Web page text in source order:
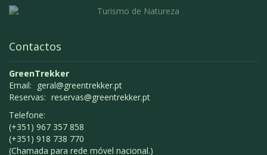
Contactos
GreenTrekker
Email: geral@greentrekker.pt
Reservas: reservas@greentrekker.pt
Telefone:
(+351) 967 357 858
(+351) 918 738 770
(Chamada para rede móvel nacional.)